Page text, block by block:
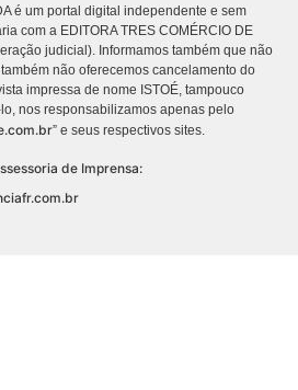
é um portal digital independente e sem
com a EDITORA TRES COMÉRCIO DE
judicial). Informamos também que não
não oferecemos cancelamento do
impressa de nome ISTOÉ, tampouco
nos responsabilizamos apenas pelo
” e seus respectivos sites.
de Imprensa: